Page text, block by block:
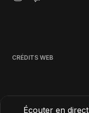
Écouter en direct
CRÉDITS WEB